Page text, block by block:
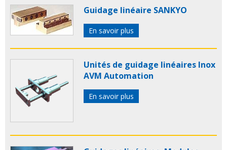
Guidage linéaire SANKYO
En savoir plus
Unités de guidage linéaires Inox
AVM Automation
En savoir plus